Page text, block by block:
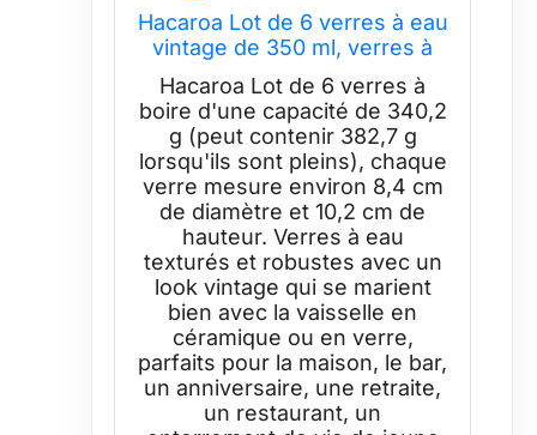
Hacaroa Lot de 6 verres à eau
vintage de 350 ml, verres à
eau violets très résistants,
décoratifs floraux en relief
pour whisky, bière, jus, vin
Hacaroa Lot de 6 verres à
boire d'une capacité de 340,2
g (peut contenir 382,7 g
lorsqu'ils sont pleins), chaque
verre mesure environ 8,4 cm
de diamètre et 10,2 cm de
hauteur. Verres à eau
texturés et robustes avec un
look vintage qui se marient
bien avec la vaisselle en
céramique ou en verre,
parfaits pour la maison, le bar,
un anniversaire, une retraite,
un restaurant, un